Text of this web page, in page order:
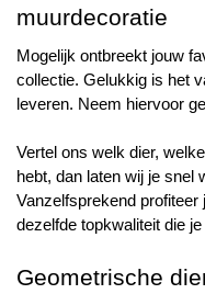
muurdecoratie
Mogelijk ontbreekt jouw
collectie. Gelukkig is het
leveren. Neem hiervoor
Vertel ons welk dier,
hebt, dan laten wij je snel
Vanzelfsprekend
dezelfde topkwaliteit die
Geometrische